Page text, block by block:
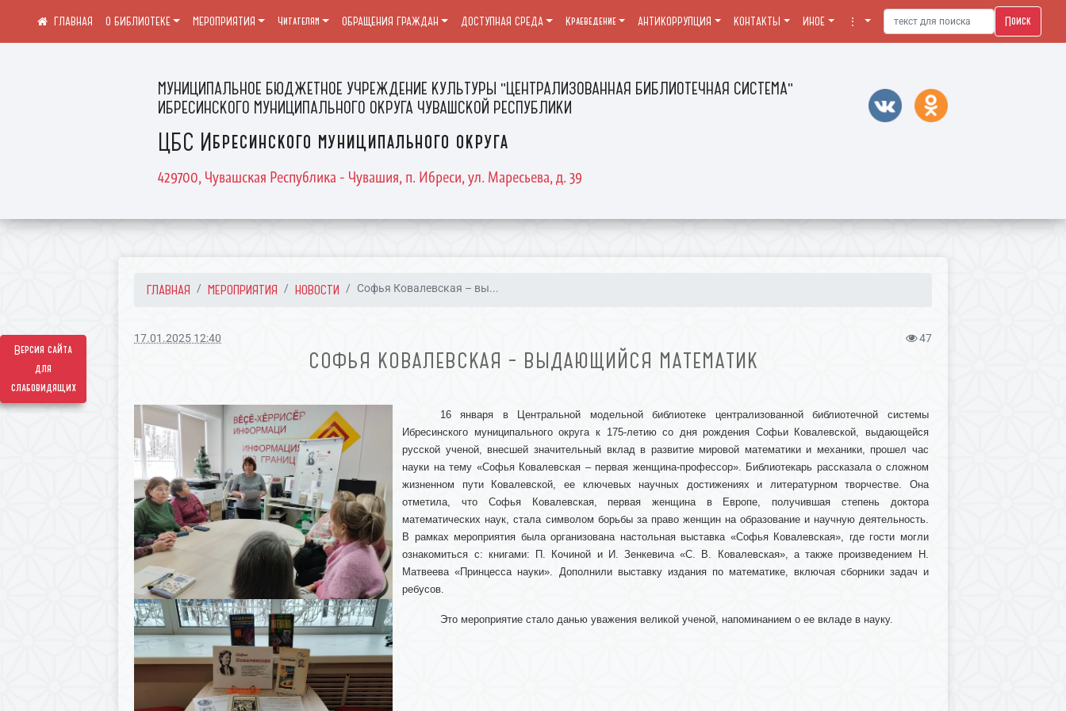
Версия сайта
для
слабовидящих
МУНИЦИПАЛЬНОЕ БЮДЖЕТНОЕ УЧРЕЖДЕНИЕ КУЛЬТУРЫ "ЦЕНТРАЛИЗОВАННАЯ БИБЛИОТЕЧНАЯ СИСТЕМА"
ИБРЕСИНСКОГО МУНИЦИПАЛЬНОГО ОКРУГА ЧУВАШСКОЙ РЕСПУБЛИКИ
ЦБС Ибресинского муниципального округа
429700, Чувашская Республика - Чувашия, п. Ибреси, ул. Маресьева, д. 39
О БИБЛИОТЕКЕ МЕРОПРИЯТИЯ Читателям ОБРАЩЕНИЯ ГРАЖДАН ДОСТУПНАЯ СРЕДА Краеведение АНТИКОРРУПЦИЯ КОНТАКТЫ ИНОЕ ⋮ Поиск
ГЛАВНАЯ МЕРОПРИЯТИЯ НОВОСТИ Софья Ковалевская – вы...
17.01.2025 12:40 47
СОФЬЯ КОВАЛЕВСКАЯ – ВЫДАЮЩИЙСЯ МАТЕМАТИК
16 января в Центральной модельной библиотеке централизованной библиотечной системы
Ибресинского муниципального округа к 175-летию со дня рождения Софьи Ковалевской, выдающейся
русской ученой, внесшей значительный вклад в развитие мировой математики и механики, прошел час
науки на тему «Софья Ковалевская – первая женщина-профессор». Библиотекарь рассказала о сложном
жизненном пути Ковалевской, ее ключевых научных достижениях и литературном творчестве. Она
отметила, что Софья Ковалевская, первая женщина в Европе, получившая степень доктора
математических наук, стала символом борьбы за право женщин на образование и научную деятельность.
В рамках мероприятия была организована настольная выставка «Софья Ковалевская», где гости могли
ознакомиться с: книгами: П. Кочиной и И. Зенкевича «С. В. Ковалевская», а также произведением Н.
Матвеева «Принцесса науки». Дополнили выставку издания по математике, включая сборники задач и
ребусов.
Это мероприятие стало данью уважения великой ученой, напоминанием о ее вкладе в науку.